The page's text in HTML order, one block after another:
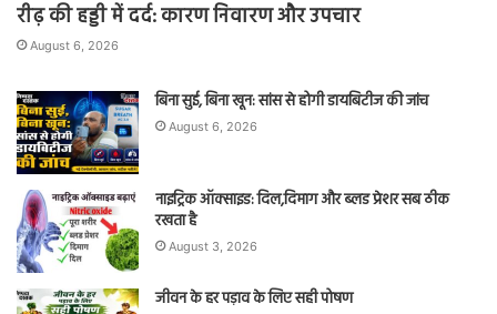
रीढ़ की हड्डी में दर्द: कारण निवारण और उपचार
August 6, 2026
बिना सुई, बिना खून: सांस से होगी डायबिटीज की जांच
August 6, 2026
नाइट्रिक ऑक्साइड: दिल,दिमाग और ब्लड प्रेशर सब ठीक
रखता है
August 3, 2026
जीवन के हर पड़ाव के लिए सही पोषण